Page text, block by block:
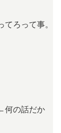
ろって事。
何の話だか